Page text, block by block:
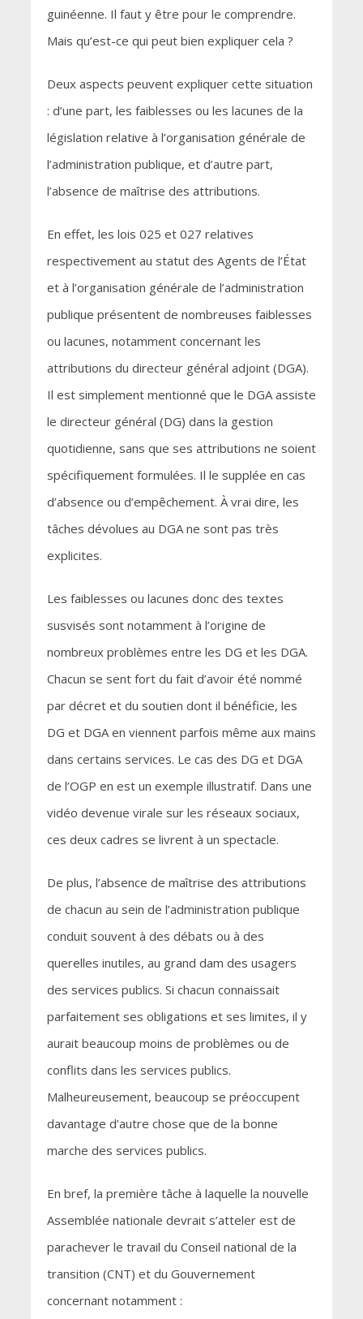
guinéenne. Il faut y être pour le comprendre.
Mais qu’est-ce qui peut bien expliquer cela ?
Deux aspects peuvent expliquer cette situation
: d’une part, les faiblesses ou les lacunes de la
législation relative à l’organisation générale de
l’administration publique, et d’autre part,
l’absence de maîtrise des attributions.
En effet, les lois 025 et 027 relatives
respectivement au statut des Agents de l’État
et à l’organisation générale de l’administration
publique présentent de nombreuses faiblesses
ou lacunes, notamment concernant les
attributions du directeur général adjoint (DGA).
Il est simplement mentionné que le DGA assiste
le directeur général (DG) dans la gestion
quotidienne, sans que ses attributions ne soient
spécifiquement formulées. Il le supplée en cas
d’absence ou d’empêchement. À vrai dire, les
tâches dévolues au DGA ne sont pas très
explicites.
Les faiblesses ou lacunes donc des textes
susvisés sont notamment à l’origine de
nombreux problèmes entre les DG et les DGA.
Chacun se sent fort du fait d’avoir été nommé
par décret et du soutien dont il bénéficie, les
DG et DGA en viennent parfois même aux mains
dans certains services. Le cas des DG et DGA
de l’OGP en est un exemple illustratif. Dans une
vidéo devenue virale sur les réseaux sociaux,
ces deux cadres se livrent à un spectacle.
De plus, l’absence de maîtrise des attributions
de chacun au sein de l’administration publique
conduit souvent à des débats ou à des
querelles inutiles, au grand dam des usagers
des services publics. Si chacun connaissait
parfaitement ses obligations et ses limites, il y
aurait beaucoup moins de problèmes ou de
conflits dans les services publics.
Malheureusement, beaucoup se préoccupent
davantage d’autre chose que de la bonne
marche des services publics.
En bref, la première tâche à laquelle la nouvelle
Assemblée nationale devrait s’atteler est de
parachever le travail du Conseil national de la
transition (CNT) et du Gouvernement
concernant notamment :